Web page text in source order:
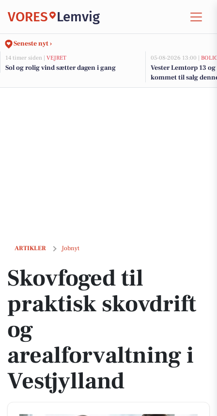
VORES Lemvig
Seneste nyt ›
14 timer siden | VEJRET
Sol og rolig vind sætter dagen i gang
05-08-2026 13:00 |
Vester Lemtorp 13
kommet til salg
boligerne her.
ARTIKLER Jobnyt
Skovfoged til praktisk skovdrift og arealforvaltning i Vestjylland
Skovfoged til
praktisk skovdrift
og
arealforvaltning i
Vestjylland